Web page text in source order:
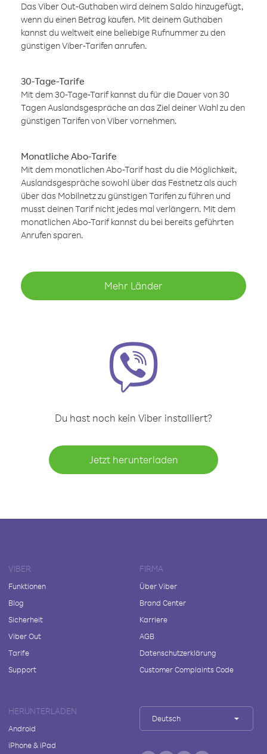
Das Viber Out-Guthaben wird deinem Saldo hinzugefügt,
wenn du einen Betrag kaufen. Mit deinem Guthaben
kannst du weltweit eine beliebige Rufnummer zu den
günstigen Viber-Tarifen anrufen.
30-Tage-Tarife
Mit dem 30-Tage-Tarif kannst du für die Dauer von 30
Tagen Auslandsgespräche an das Ziel deiner Wahl zu den
günstigen Tarifen von Viber vornehmen.
Monatliche Abo-Tarife
Mit dem monatlichen Abo-Tarif hast du die Möglichkeit,
Auslandsgespräche sowohl über das Festnetz als auch
über das Mobilnetz zu günstigen Tarifen zu führen und
musst deinen Tarif nicht jedes mal verlängern. Mit dem
monatlichen Abo-Tarif kannst du bei bereits geführten
Anrufen sparen.
Mehr Länder
Du hast noch kein Viber installiert?
Jetzt herunterladen
VIBER
Funktionen
Blog
Sicherheit
Viber Out
Tarife
Support
FIRMA
Über Viber
Brand Center
Karriere
AGB
Datenschutzerklärung
Customer Complaints Code
HERUNTERLADEN
Android
iPhone & iPad
Deutsch